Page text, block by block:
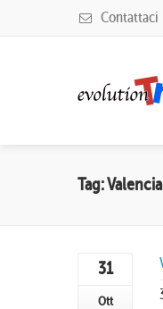
Contattaci
Tag: Valencia
31
Ott